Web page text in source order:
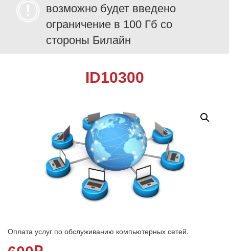
возможно будет введено
ограничение в 100 Гб со
стороны Билайн
ID10300
Оплата услуг по обслуживанию компьютерных сетей.